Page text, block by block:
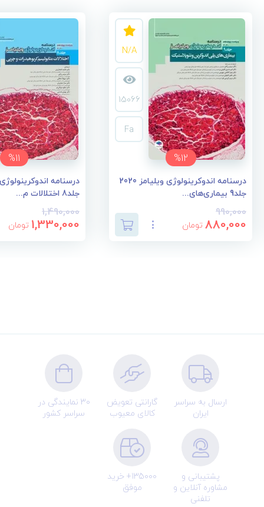
%12
N/A
15066
Fa
درسنامه اندوکرینولوژی ویلیامز 2020
جلد9 بیماری‌های...
990,000
880,000 تومان
%11
جلد8 اختلالات م...
1,490,000
1,330,000 تومان
ارسال به سراسر
ایران
گارانتی تعویض
کالای معیوب
30 نمایندگی در
سراسر کشور
پشتیبانی و
مشاوره آنلاین و
تلفنی
135000+ خرید
موفق